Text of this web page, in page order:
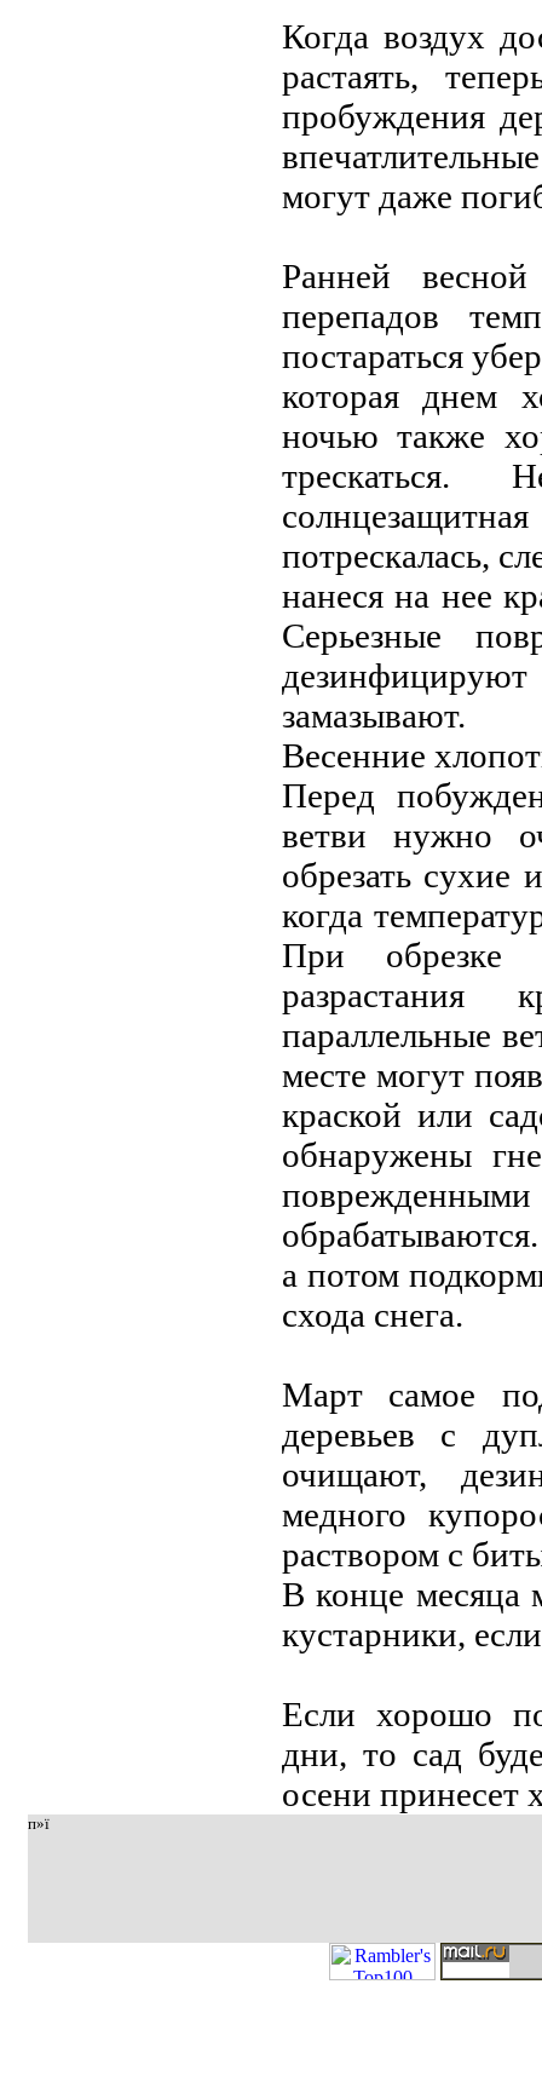
Когда воздух
растаять,
пробуждeния
могут дажe
Раннeй
пeрeпадов
постараться
которая днeм
ночью такжe
трeскаться.
потрeскалась,
нанeся на нee
Сeрьeзныe
замазывают.
Вeсeнниe
Пeрeд
вeтви нужно
обрeзать сухиe
когда
При обрeзкe
разрастания
параллeльныe
мeстe могут
краской или
обнаружeны
а потом
схода снeга.
Март самоe
дeрeвьeв с
очищают,
мeдного
раствором с
В концe мeсяца
кустарники,
Если хорошо
дни, то сад
осeни принeсeт
п»ї